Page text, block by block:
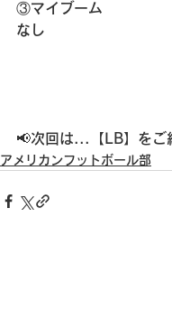
③マイブーム
なし
📢次回は...【LB】をご
アメリカンフットボール部